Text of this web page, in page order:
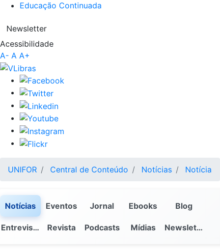
Educação Continuada
Newsletter
Acessibilidade
A- A A+
UNIFOR Central de Conteúdo Notícias Notícia
Notícias Eventos Jornal Ebooks Blog
Entrevistas Revista Podcasts Mídias Newsletter